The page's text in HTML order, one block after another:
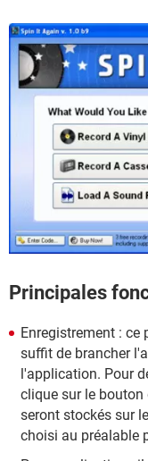
Principales
Enregistrement : ce
suffit de brancher
l'application. Pour
clique sur le bouton
seront stockés sur
choisi au préalable